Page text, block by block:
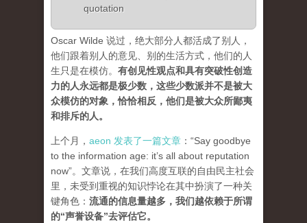
quotation
Oscar Wilde 说过，绝大部分人都活成了别人，
他们跟着别人的意见、别的生活方式，他们的人
生只是在模仿。 有创见性观点和具有突破性创造
力的人永远都是极少数，这些少数派并不是被大
众模仿的对象，恰恰相反，他们是被大众所鄙夷
和排斥的人。
上个月， aeon 发表了一篇文章 ：“Say goodbye
to the information age: it’s all about reputation
now”。文章说，在我们高度互联的自由民主社会
里，未受到重视的知识悖论在其中扮演了一种关
键角色： 流通的信息量越多，我们越依赖于所谓
的“声誉设备”去评估它。